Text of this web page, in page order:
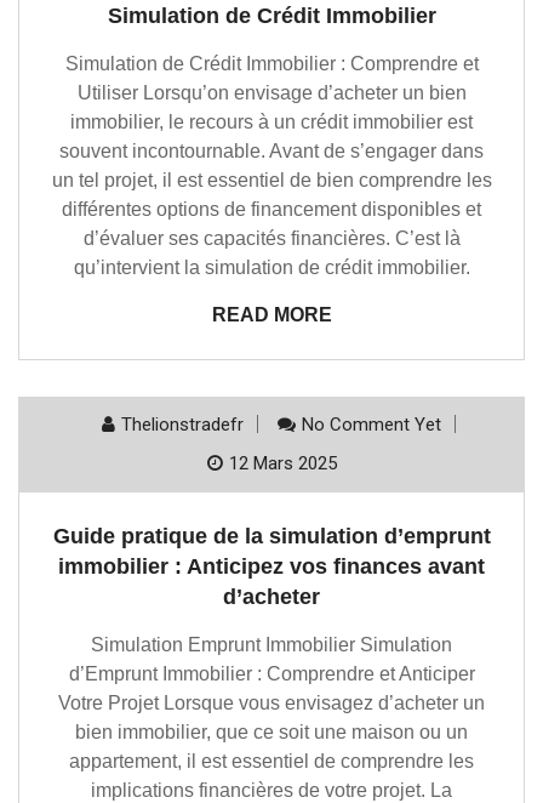
Simulation de Crédit Immobilier
Simulation de Crédit Immobilier : Comprendre et
Utiliser Lorsqu’on envisage d’acheter un bien
immobilier, le recours à un crédit immobilier est
souvent incontournable. Avant de s’engager dans
un tel projet, il est essentiel de bien comprendre les
différentes options de financement disponibles et
d’évaluer ses capacités financières. C’est là
qu’intervient la simulation de crédit immobilier.
READ MORE
Thelionstradefr
No Comment Yet
12 Mars 2025
Guide pratique de la simulation d’emprunt
immobilier : Anticipez vos finances avant
d’acheter
Simulation Emprunt Immobilier Simulation
d’Emprunt Immobilier : Comprendre et Anticiper
Votre Projet Lorsque vous envisagez d’acheter un
bien immobilier, que ce soit une maison ou un
appartement, il est essentiel de comprendre les
implications financières de votre projet. La